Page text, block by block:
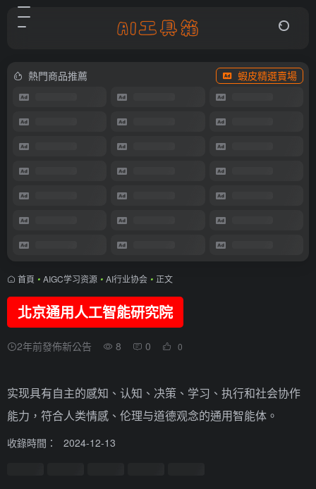
熱門商品推薦 蝦皮精選賣場
首頁 • AIGC学习资源 • AI行业协会 • 正文
北京通用人工智能研究院
2年前發佈新公告 8 0 0
实现具有自主的感知、认知、决策、学习、执行和社会协作
能力，符合人类情感、伦理与道德观念的通用智能体。
收錄時間： 2024-12-13